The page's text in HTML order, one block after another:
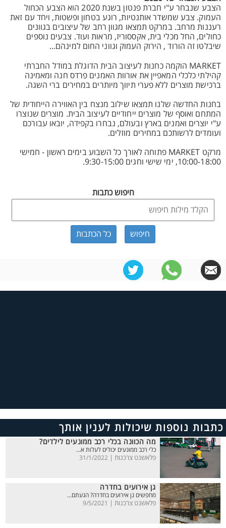
הצבע שנבחר ע"י חברת פנטון בשנת 2020 הוא הצבע הכחול
העמוק. צבע שמשדר אותנטיות, רוגע בטחון ופשטות, ויחד עם זאת
רעננות מרחב. במרקט תמצאו מגוון רחב של עיצובים בגוונים
כחולים, החל מכלי בית, אקססוריז, מראות ועוד. צבעים נוספים
שיבלטו זה הורוד , הירוק העמוק וגווני החום למינהם...
MARKET הוקמה כחנות לעיצוב הבית הדוגלת במודל החברתי
קהילתי כלכלי המאפיין את אורוות האמנים פרדס חנה ומאמינה
ברכישת מוצרים ללא פערי תיווך מיותרים במחירים ברי השגה.
בחנות החדשה שלנו תמצאו שילוב מנצח בין האווירה הייחודית של
המתחם ואוסף של מוצרים ייחודיים לעיצוב הבית. מוצרים שנוצרו
ע"י יוצרים ואמנים בארץ ובעולם, נבחרו בקפידה, יובאו עבורכם
ועומדים לרשותכם במחירים מוזלים.
מרקט MARKET פתוחה לאורך כל השבוע בימים ראשון - חמישי
10:00-18:00, ימי שישי וחגים 9:30-15:00.
חיפוש כתבות
כל הכתבות
כתבות נוספות שיכולות לענין אותך
מה הכוונה בכלי רכב ממונעים לילדים?
כלי רכב ממונעים יכולים לעלות א...
פלאשנט צרכנות | 31/1/2022
גן אירועים בחדרה
מחפשים גן אירועים בחדרה? הגעתם...
פלאשנט צרכנות | 9/5/2021